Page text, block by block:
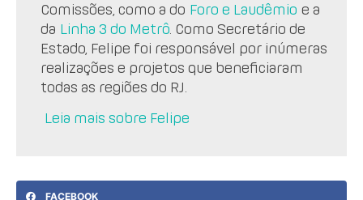
Comissões, como a do Foro e Laudêmio e a
da Linha 3 do Metrô . Como Secretário de
Estado, Felipe foi responsável por inúmeras
realizações e projetos que beneficiaram
todas as regiões do RJ.
Leia mais sobre Felipe
FACEBOOK